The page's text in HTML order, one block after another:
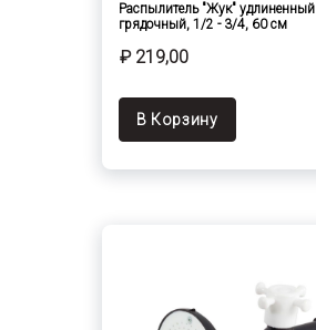
Распылитель "Жук" удлиненный
грядочный, 1/2 - 3/4, 60 см
₽ 219,00
В Корзину